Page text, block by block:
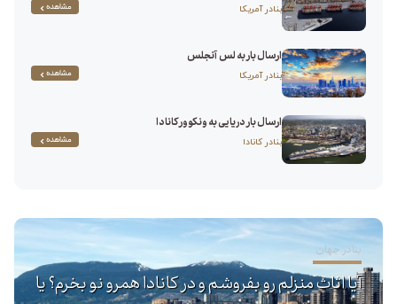
بنادر آمریکا مشاهده
ارسال بار به لس آنجلس
بنادر آمریکا مشاهده
ارسال بار دریایی به ونکوور کانادا
بنادر کانادا مشاهده
بنادر جهان
آیا اثاث منزلم رو بفروشم و در کانادا همرو نو بخرم؟ یا